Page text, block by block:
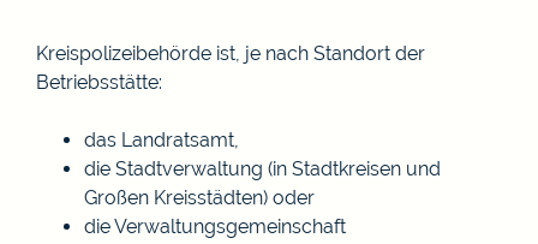
Kreispolizeibehörde ist, je nach Standort der
Betriebsstätte:
das Landratsamt,
die Stadtverwaltung (in Stadtkreisen und
Großen Kreisstädten) oder
die Verwaltungsgemeinschaft